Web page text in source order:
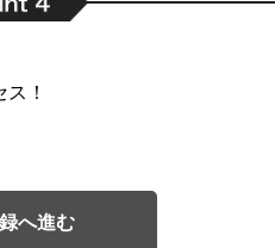
！
へ進む